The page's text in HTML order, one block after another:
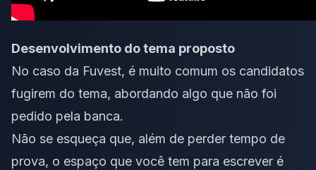
Desenvolvimento do tema proposto
No caso da Fuvest, é muito comum os candidatos
fugirem do tema, abordando algo que não foi
pedido pela banca.
Não se esqueça que, além de perder tempo de
prova, o espaço que você tem para escrever é